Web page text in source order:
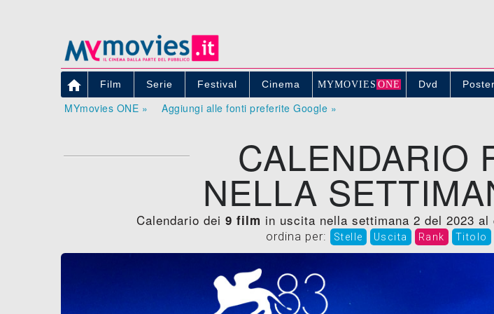
 Film Serie Festival Cinema MYMOVIE S ONE Dvd Poster
MYmovies ONE » Aggiungi alle fonti preferite Google »
CALENDARIO
NELLA
Calendario dei 9 film in uscita nella settimana 2 del 2023
ordina per: Stelle Uscita Rank Titolo